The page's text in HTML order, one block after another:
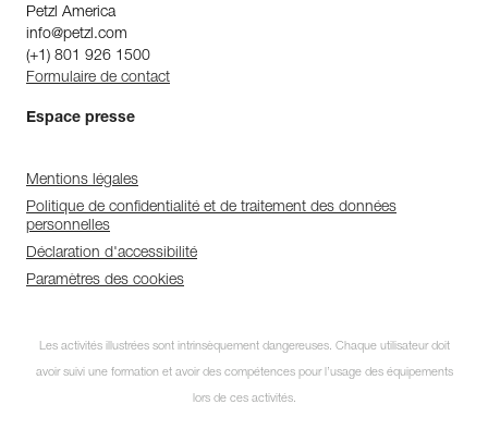
Petzl America
info@petzl.com
(+1) 801 926 1500
Formulaire de contact
Espace presse
Mentions légales
Politique de confidentialité et de traitement des données
personnelles
Déclaration d'accessibilité
Paramètres des cookies
Les activités illustrées sont intrinsèquement dangereuses. Chaque utilisateur doit
avoir suivi une formation et avoir des compétences pour l’usage des équipements
lors de ces activités.